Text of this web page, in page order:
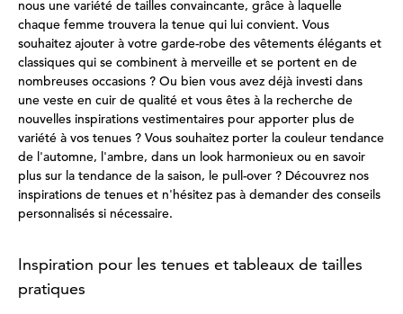
nous une variété de tailles convaincante, grâce à laquelle
chaque femme trouvera la tenue qui lui convient. Vous
souhaitez ajouter à votre garde-robe des vêtements élégants et
classiques qui se combinent à merveille et se portent en de
nombreuses occasions ? Ou bien vous avez déjà investi dans
une veste en cuir de qualité et vous êtes à la recherche de
nouvelles inspirations vestimentaires pour apporter plus de
variété à vos tenues ? Vous souhaitez porter la couleur tendance
de l'automne, l'ambre, dans un look harmonieux ou en savoir
plus sur la tendance de la saison, le pull-over ? Découvrez nos
inspirations de tenues et n'hésitez pas à demander des conseils
personnalisés si nécessaire.
Inspiration pour les tenues et tableaux de tailles
pratiques